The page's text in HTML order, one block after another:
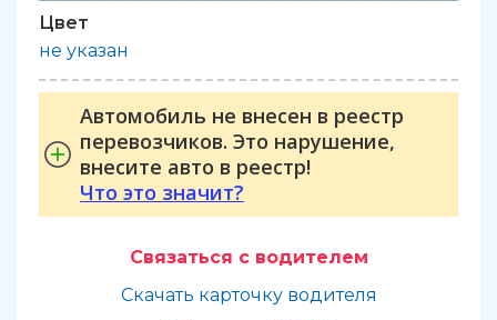
Цвет
не указан
Автомобиль не внесен в реестр
перевозчиков. Это нарушение,
внесите авто в реестр!
Что это значит?
Связаться с водителем
Скачать карточку водителя